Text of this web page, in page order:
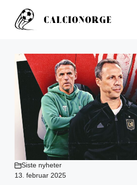
innhold
Siste nyheter
13. februar 2025